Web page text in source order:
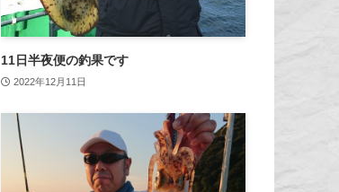
11日半夜便の釣果です
2022年12月11日